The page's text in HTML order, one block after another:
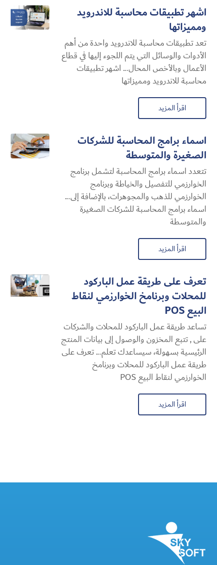
اشهر تطبيقات محاسبة للاندرويد
ومميزاتها
تعد تطبيقات محاسبة للاندرويد واحدة من أهم
الأدوات والوسائل التي يتم اللجوء إليها في قطاع
الأعمال وبالأخص المحال... اشهر تطبيقات
محاسبة للاندرويد ومميزاتها
اقرأ المزيد
اسماء برامج المحاسبة للشركات
الصغيرة والمتوسطة
تتعدد اسماء برامج المحاسبة لتشمل برنامج
الخوارزمي للتفصيل والخياطة وبرنامج
الخوارزمي للذهب والمجوهرات، بالإضافة إلى...
اسماء برامج المحاسبة للشركات الصغيرة
والمتوسطة
اقرأ المزيد
تعرف على طريقة عمل الباركود
للمحلات وبرنامخ الخوارزمي لنقاط
البيع POS
تساعد طريقة عمل الباركود للمحلات والشركات
على , تتبع المخزون والوصول إلى بيانات المنتج
الرئيسية بسهولة، سيساعدك تعلم... تعرف على
طريقة عمل الباركود للمحلات وبرنامخ
الخوارزمي لنقاط البيع POS
اقرأ المزيد